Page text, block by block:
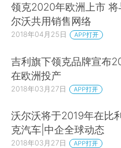
领克2020年欧洲上市 将
尔沃共用销售网络
2018年04月25日 APP打开
吉利旗下领克品牌宣布
在欧洲投产
2018年03月27日 APP打开
沃尔沃将于2019年在比
克汽车|中企全球动态
2018年03月27日 APP打开